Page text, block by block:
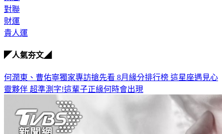
對聯
財運
貴人運
◤人氣夯文◢
何潤東、曹佑寧獨家專訪搶先看 8月緣分排行榜 這星座遇見心
靈夥伴 超準測字!這輩子正緣何時會出現